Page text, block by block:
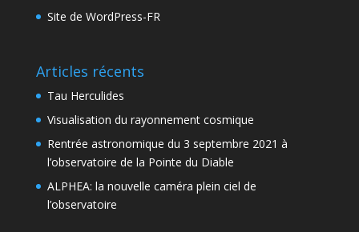
Site de WordPress-FR
Articles récents
Tau Herculides
Visualisation du rayonnement cosmique
Rentrée astronomique du 3 septembre 2021 à
l’observatoire de la Pointe du Diable
ALPHEA: la nouvelle caméra plein ciel de
l’observatoire